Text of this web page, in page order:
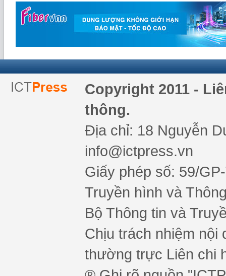
Copyright 2011 -
thông.
Địa chỉ: 18 Nguyễn
info@ictpress.vn
Giấy phép số: 59/
Truyền hình và
Bộ Thông tin và
Chịu trách nhiệm nội
thường trực Liên chi